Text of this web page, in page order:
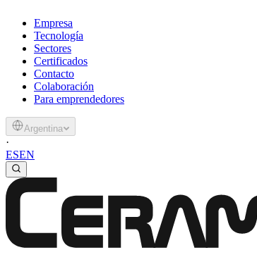
Empresa
Tecnología
Sectores
Certificados
Contacto
Colaboración
Para emprendedores
Argentina
·
ESEN